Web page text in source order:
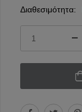
Διαθεσιμότητα: